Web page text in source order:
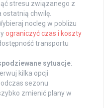
stresu związanego z
ostatnią chwilę.
nocleg w pobliżu
ograniczyć czas i koszty
transportu
sytuacje:
kilka opcji
sezonu
zmienić plany w